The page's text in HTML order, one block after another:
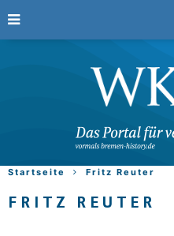
Startseite Fritz Reuter
FRITZ REUTER